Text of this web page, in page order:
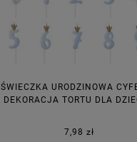
ŚWIECZKA URODZINOWA
DEKORACJA TORTU DLA
7,98 zł